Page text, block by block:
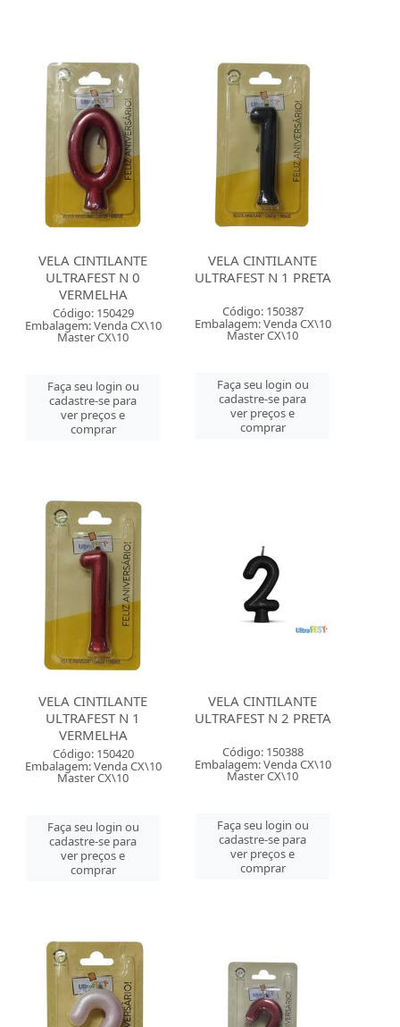
VELA CINTILANTE
ULTRAFEST N 0
VERMELHA
Código: 150429
Embalagem: Venda CX\10
Master CX\10
Faça seu login ou
cadastre-se para
ver preços e
comprar
VELA CINTILANTE
ULTRAFEST N 1 PRETA
Código: 150387
Embalagem: Venda CX\10
Master CX\10
Faça seu login ou
cadastre-se para
ver preços e
comprar
VELA CINTILANTE
ULTRAFEST N 1
VERMELHA
Código: 150420
Embalagem: Venda CX\10
Master CX\10
Faça seu login ou
cadastre-se para
ver preços e
comprar
VELA CINTILANTE
ULTRAFEST N 2 PRETA
Código: 150388
Embalagem: Venda CX\10
Master CX\10
Faça seu login ou
cadastre-se para
ver preços e
comprar